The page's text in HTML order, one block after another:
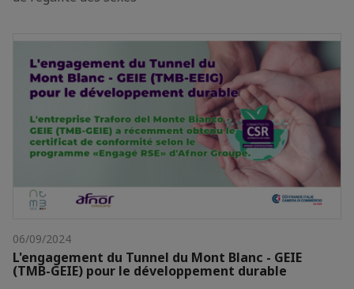
06/09/2024
L'engagement du Tunnel du Mont Blanc - GEIE
(TMB-GEIE) pour le développement durable